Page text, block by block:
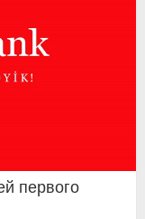
первого